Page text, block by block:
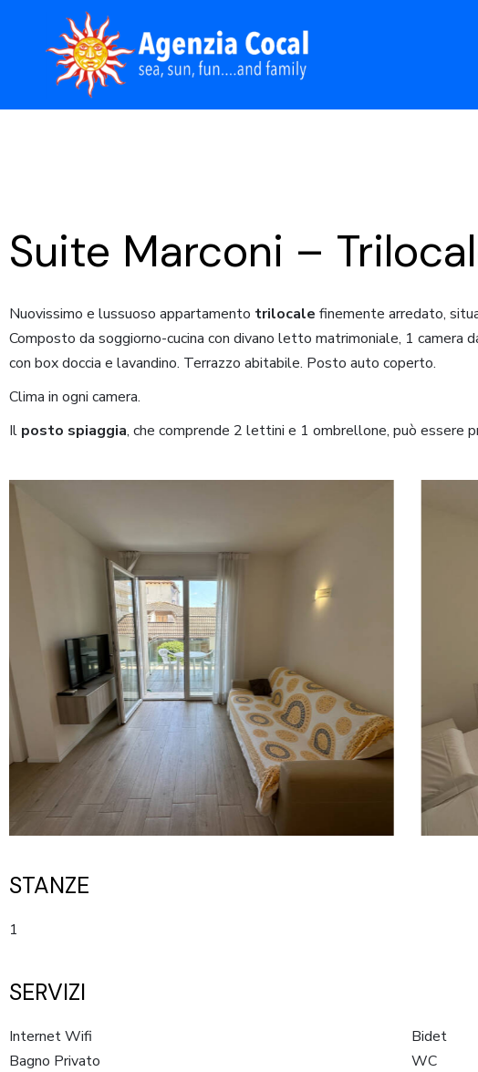
content
Suite Marconi –
Nuovissimo e lussuoso appartamento trilocale finemente arredato,
Composto da soggiorno-cucina con divano letto matrimoniale, 1
con box doccia e lavandino. Terrazzo abitabile. Posto auto coperto.
Clima in ogni camera.
Il posto spiaggia, che comprende 2 lettini e 1 ombrellone, può essere
STANZE
1
SERVIZI
Internet Wifi Bidet
Bagno Privato
WC